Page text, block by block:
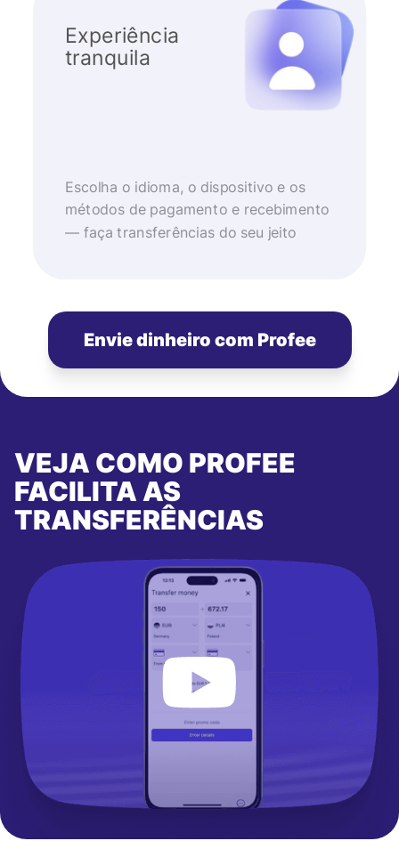
Experiência
tranquila
Escolha o idioma, o dispositivo e os
métodos de pagamento e recebimento
— faça transferências do seu jeito
Envie dinheiro com Profee
VEJA COMO PROFEE
FACILITA AS
TRANSFERÊNCIAS